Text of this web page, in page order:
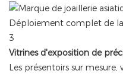
Vitrines d'exposition de
Les présentoirs sur